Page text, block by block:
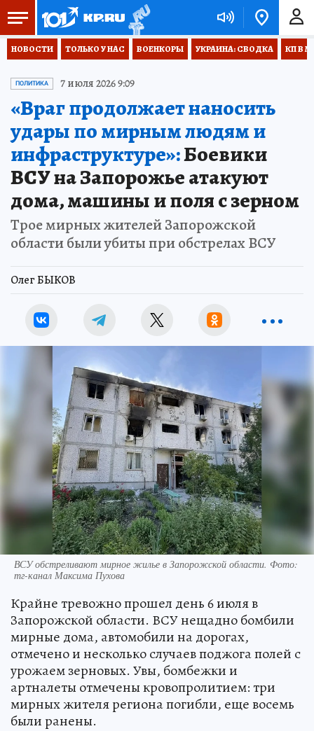
НОВОСТИ ТОЛЬКО У НАС ВОЕНКОРЫ УКРАИНА: СВОДКА КП В
ПОЛИТИКА 7 июля 2026 9:09
«Враг продолжает наносить
удары по мирным людям и
инфраструктуре»:Боевики
ВСУ на Запорожье атакуют
дома, машины и поля с зерном
Трое мирных жителей Запорожской
области были убиты при обстрелах ВСУ
Олег БЫКОВ
ВСУ обстреливают мирное жилье в Запорожской области. Фото:
тг-канал Максима Пухова
Крайне тревожно прошел день 6 июля в
Запорожской области. ВСУ нещадно бомбили
мирные дома, автомобили на дорогах,
отмечено и несколько случаев поджога полей с
урожаем зерновых. Увы, бомбежки и
артналеты отмечены кровопролитием: три
мирных жителя региона погибли, еще восемь
были ранены.